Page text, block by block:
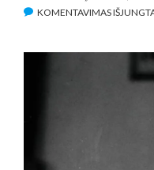
KOMENTAVIMAS